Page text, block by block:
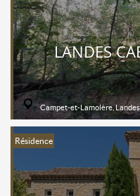
LANDES
Campet-et-Lamolère, Landes
Résidence